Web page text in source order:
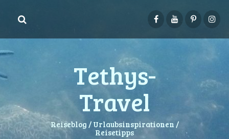
Tethys-
Travel
Reiseblog / Urlaubsinspirationen /
Reisetipps